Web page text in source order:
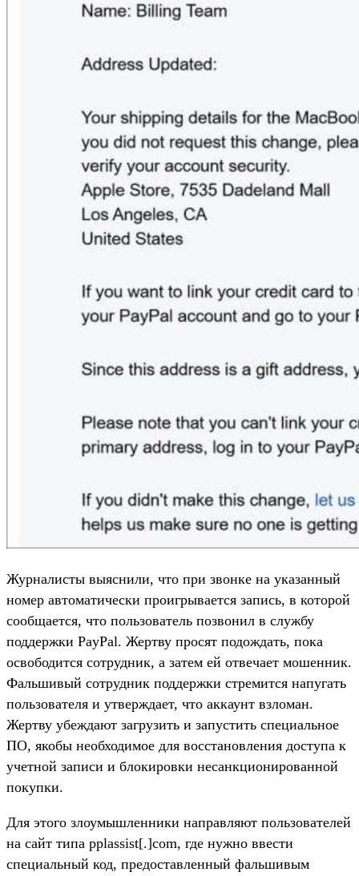
Журналисты выяснили, что при звонке на указанный
номер автоматически проигрывается запись, в которой
сообщается, что пользователь позвонил в службу
поддержки PayPal. Жертву просят подождать, пока
освободится сотрудник, а затем ей отвечает мошенник.
Фальшивый сотрудник поддержки стремится напугать
пользователя и утверждает, что аккаунт взломан.
Жертву убеждают загрузить и запустить специальное
ПО, якобы необходимое для восстановления доступа к
учетной записи и блокировки несанкционированной
покупки.
Для этого злоумышленники направляют пользователей
на сайт типа pplassist[.]com, где нужно ввести
специальный код, предоставленный фальшивым